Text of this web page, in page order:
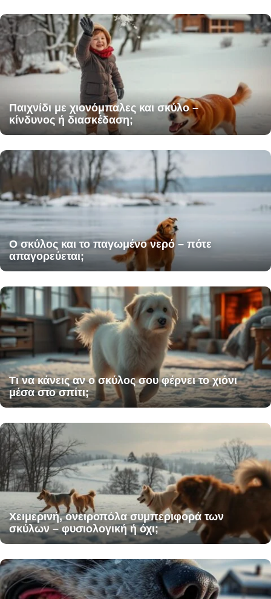
Παιχνίδι με χιονόμπαλες και σκύλο –
κίνδυνος ή διασκέδαση;
Ο σκύλος και το παγωμένο νερό – πότε
απαγορεύεται;
Τι να κάνεις αν ο σκύλος σου φέρνει το χιόνι
μέσα στο σπίτι;
Χειμερινή, ονειροπόλα συμπεριφορά των
σκύλων – φυσιολογική ή όχι;